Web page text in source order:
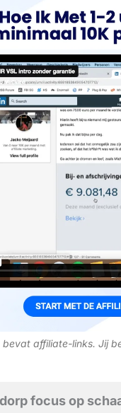
bevat affiliate-links. Jij
focus op